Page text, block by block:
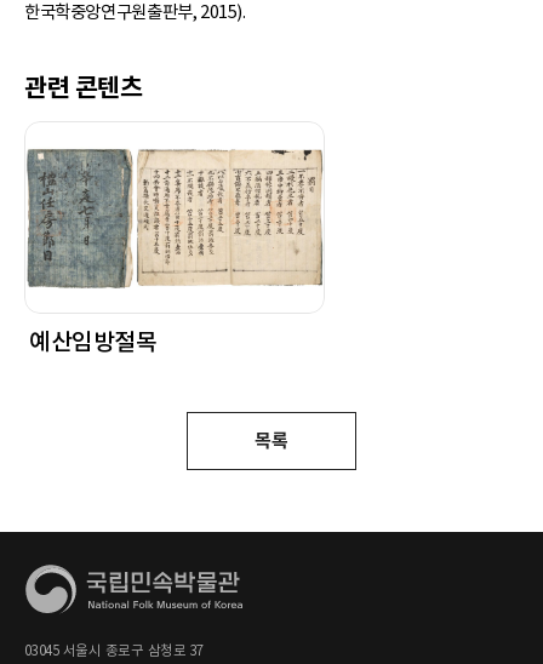
한국학중앙연구원출판부, 2015).
관련 콘텐츠
예산임방절목
목록
03045 서울시 종로구 삼청로 37